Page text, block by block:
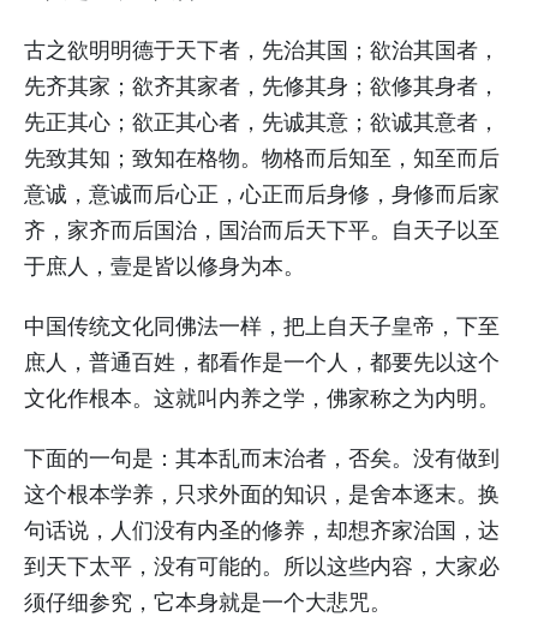
古之欲明明德于天下者，先治其国；欲治其国者，
先齐其家；欲齐其家者，先修其身；欲修其身者，
先正其心；欲正其心者，先诚其意；欲诚其意者，
先致其知；致知在格物。物格而后知至，知至而后
意诚，意诚而后心正，心正而后身修，身修而后家
齐，家齐而后国治，国治而后天下平。自天子以至
于庶人，壹是皆以修身为本。
中国传统文化同佛法一样，把上自天子皇帝，下至
庶人，普通百姓，都看作是一个人，都要先以这个
文化作根本。这就叫内养之学，佛家称之为内明。
下面的一句是：其本乱而末治者，否矣。没有做到
这个根本学养，只求外面的知识，是舍本逐末。换
句话说，人们没有内圣的修养，却想齐家治国，达
到天下太平，没有可能的。所以这些内容，大家必
须仔细参究，它本身就是一个大悲咒。